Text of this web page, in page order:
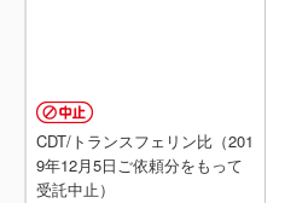
CDT/トランスフェリン比（201
9年12月5日ご依頼分をもって
受託中止）
CDT/トランスフェリン比（201
9年12月5日ご依頼分をもって
受託中止）